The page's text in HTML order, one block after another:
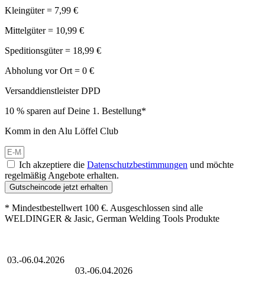
Kleingüter = 7,99 €
Mittelgüter = 10,99 €
Speditionsgüter = 18,99 €
Abholung vor Ort = 0 €
Versanddienstleister DPD
10 % sparen auf Deine 1. Bestellung*
Komm in den Alu Löffel Club
Ich akzeptiere die Datenschutzbestimmungen und möchte
regelmäßig Angebote erhalten.
Gutscheincode jetzt erhalten
* Mindestbestellwert 100 €. Ausgeschlossen sind alle
WELDINGER & Jasic, German Welding Tools Produkte
03.-06.04.2026
03.-06.04.2026